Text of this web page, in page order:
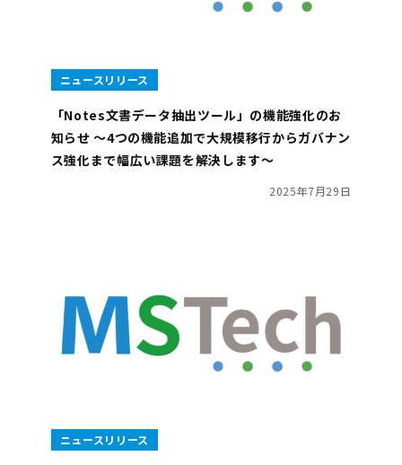
ニュースリリース
「Notes文書データ抽出ツール」の機能強化のお
知らせ ～4つの機能追加で大規模移行からガバナン
ス強化まで幅広い課題を解決します～
2025年7月29日
ニュースリリース